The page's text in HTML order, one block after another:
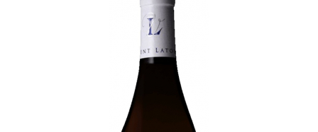
část školena v novém dubovém sudu